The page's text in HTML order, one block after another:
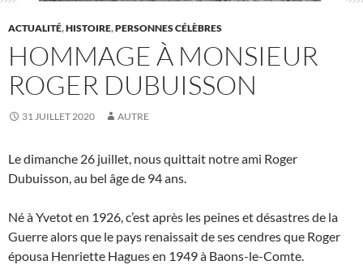
ACTUALITÉ,HISTOIRE,PERSONNES CÉLÈBRES
HOMMAGE À MONSIEUR
ROGER DUBUISSON
31 JUILLET 2020 AUTRE
Le dimanche 26 juillet, nous quittait notre ami Roger
Dubuisson, au bel âge de 94 ans.
Né à Yvetot en 1926, c’est après les peines et désastres de la
Guerre alors que le pays renaissait de ses cendres que Roger
épousa Henriette Hagues en 1949 à Baons-le-Comte.